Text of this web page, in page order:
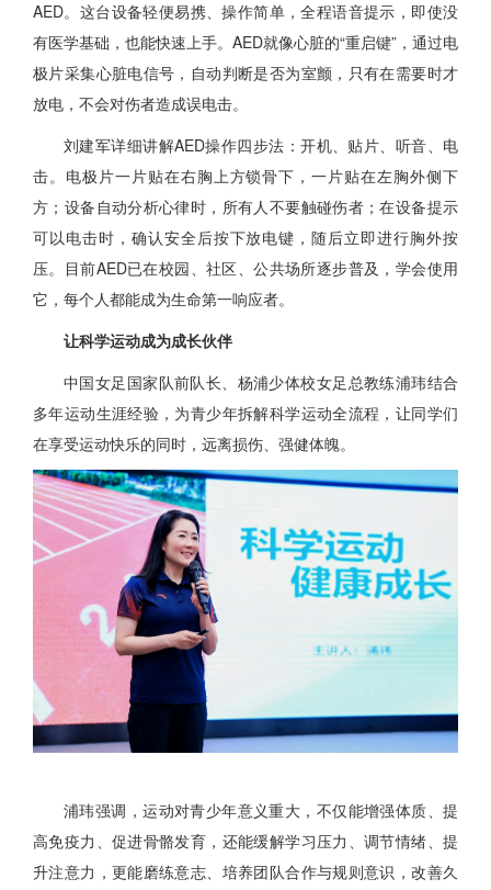
AED。这台设备轻便易携、操作简单，全程语音提示，即使没
有医学基础，也能快速上手。AED就像心脏的“重启键”，通过电
极片采集心脏电信号，自动判断是否为室颤，只有在需要时才
放电，不会对伤者造成误电击。
刘建军详细讲解AED操作四步法：开机、贴片、听音、电
击。电极片一片贴在右胸上方锁骨下，一片贴在左胸外侧下
方；设备自动分析心律时，所有人不要触碰伤者；在设备提示
可以电击时，确认安全后按下放电键，随后立即进行胸外按
压。目前AED已在校园、社区、公共场所逐步普及，学会使用
它，每个人都能成为生命第一响应者。
让科学运动成为成长伙伴
中国女足国家队前队长、杨浦少体校女足总教练浦玮结合
多年运动生涯经验，为青少年拆解科学运动全流程，让同学们
在享受运动快乐的同时，远离损伤、强健体魄。
浦玮强调，运动对青少年意义重大，不仅能增强体质、提
高免疫力、促进骨骼发育，还能缓解学习压力、调节情绪、提
升注意力，更能磨练意志、培养团队合作与规则意识，改善久